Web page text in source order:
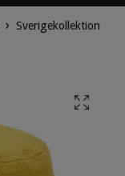
Sverigekollektion